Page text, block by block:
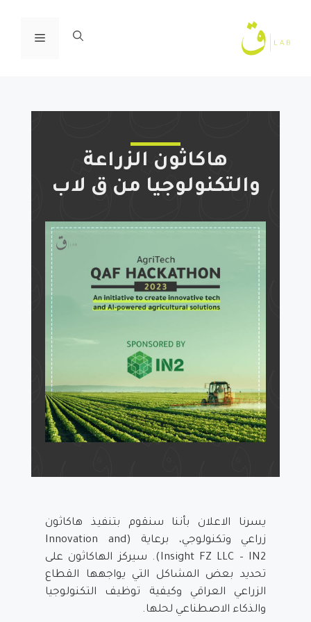
القائمة
هاكاثون الزراعة
والتكنولوجيا من ق لاب
يسرنا الاعلان بأننا سنقوم بتنفيذ هاكاثون
زراعي وتكنولوجي، برعاية (Innovation and
Insight FZ LLC – IN2). سيركز الهاكاثون على
تحديد بعض المشاكل التي يواجهها القطاع
الزراعي العراقي وكيفية توظيف التكنولوجيا
والذكاء الاصطناعي لحلها.